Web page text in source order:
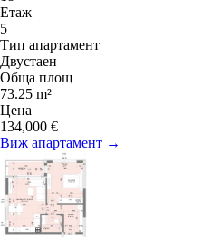
Етаж
5
Тип апартамент
Двустаен
Обща площ
73.25 m²
Цена
134,000 €
Виж апартамент →